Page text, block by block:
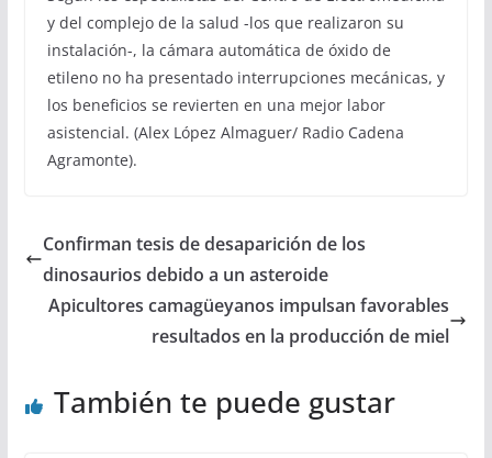
y del complejo de la salud -los que realizaron su
instalación-, la cámara automática de óxido de
etileno no ha presentado interrupciones mecánicas, y
los beneficios se revierten en una mejor labor
asistencial. (Alex López Almaguer/ Radio Cadena
Agramonte).
Confirman tesis de desaparición de los
dinosaurios debido a un asteroide
Apicultores camagüeyanos impulsan favorables
resultados en la producción de miel
También te puede gustar